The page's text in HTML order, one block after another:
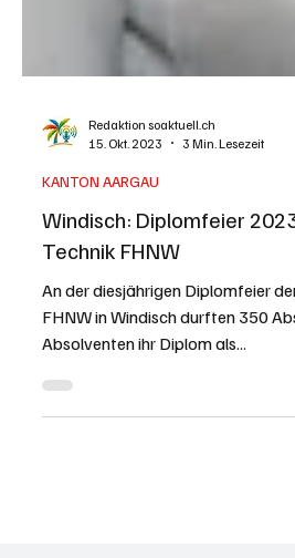
Redaktion soaktuell.ch
15. Okt. 2023
3 Min. Lesezeit
Windisch: Diplomfeier
Technik FHNW
An der diesjährigen Diplomfeier